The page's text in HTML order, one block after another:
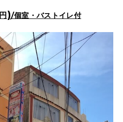
円 )/個室・バストイレ付